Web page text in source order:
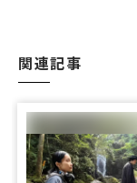
関連記事